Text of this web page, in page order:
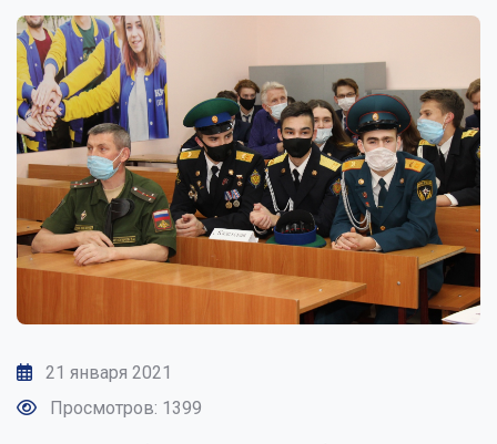
21 января 2021
Просмотров: 1399